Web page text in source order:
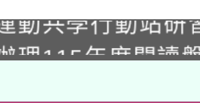
結果公告(無人
動共學行動站研
理115年度閱讀